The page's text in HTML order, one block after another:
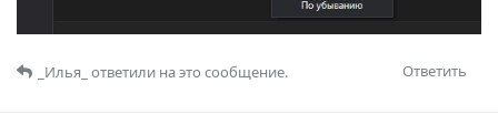
Ответить
_Илья_ ответили на это сообщение.